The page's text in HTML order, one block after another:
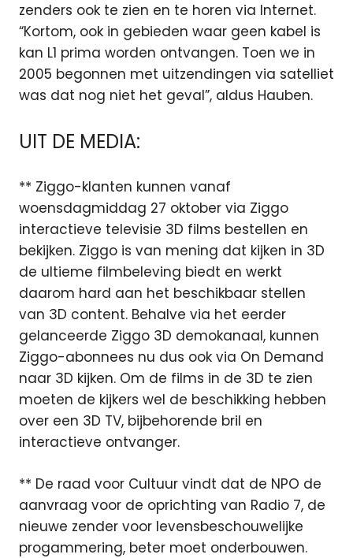
zenders ook te zien en te horen via Internet.
“Kortom, ook in gebieden waar geen kabel is
kan L1 prima worden ontvangen. Toen we in
2005 begonnen met uitzendingen via satelliet
was dat nog niet het geval”, aldus Hauben.
UIT DE MEDIA:
** Ziggo-klanten kunnen vanaf
woensdagmiddag 27 oktober via Ziggo
interactieve televisie 3D films bestellen en
bekijken. Ziggo is van mening dat kijken in 3D
de ultieme filmbeleving biedt en werkt
daarom hard aan het beschikbaar stellen
van 3D content. Behalve via het eerder
gelanceerde Ziggo 3D demokanaal, kunnen
Ziggo-abonnees nu dus ook via On Demand
naar 3D kijken. Om de films in de 3D te zien
moeten de kijkers wel de beschikking hebben
over een 3D TV, bijbehorende bril en
interactieve ontvanger.
** De raad voor Cultuur vindt dat de NPO de
aanvraag voor de oprichting van Radio 7, de
nieuwe zender voor levensbeschouwelijke
progammering, beter moet onderbouwen.